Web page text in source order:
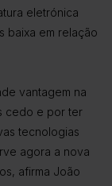
eletrónica
baixa em relação
vantagem na
cedo e por ter
tecnologias
agora a nova
afirma João